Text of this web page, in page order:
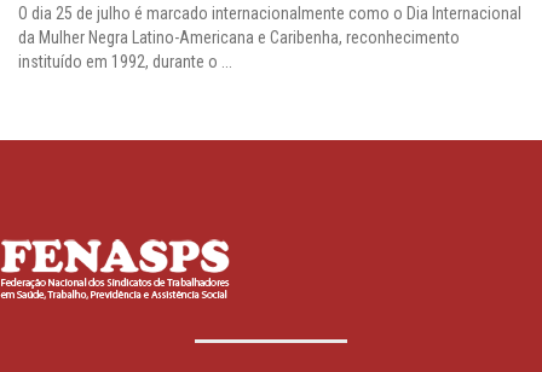
O dia 25 de julho é marcado internacionalmente como o Dia Internacional
da Mulher Negra Latino-Americana e Caribenha, reconhecimento
instituído em 1992, durante o ...